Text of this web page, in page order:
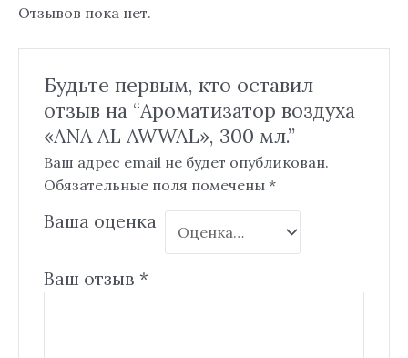
Отзывов пока нет.
Будьте первым, кто оставил
отзыв на “Ароматизатор воздуха
«ANA AL AWWAL», 300 мл.”
Ваш адрес email не будет опубликован.
Обязательные поля помечены *
Ваша оценка
Ваш отзыв *